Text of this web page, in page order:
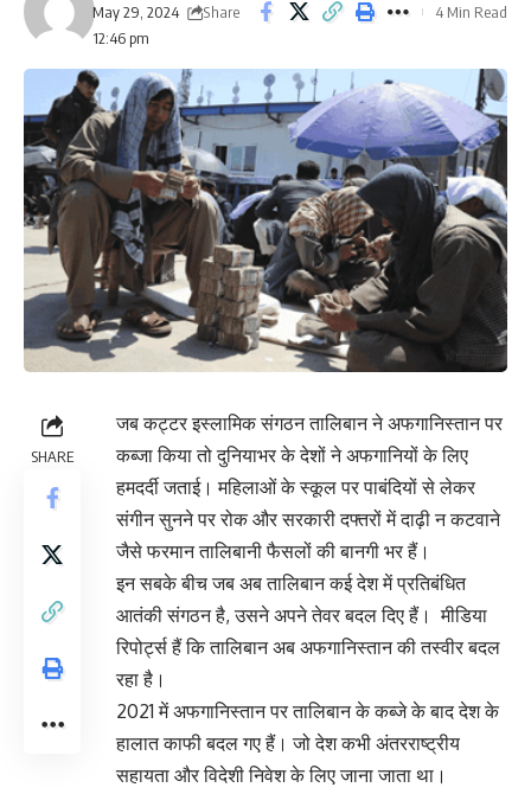
May 29, 2024
12:46 pm
Share 4 Min Read
SHARE
जब कट्टर इस्लामिक संगठन तालिबान ने अफगानिस्तान पर
कब्जा किया तो दुनियाभर के देशों ने अफगानियों के लिए
हमदर्दी जताई। महिलाओं के स्कूल पर पाबंदियों से लेकर
संगीन सुनने पर रोक और सरकारी दफ्तरों में दाढ़ी न कटवाने
जैसे फरमान तालिबानी फैसलों की बानगी भर हैं।
इन सबके बीच जब अब तालिबान कई देश में प्रतिबंधित
आतंकी संगठन है, उसने अपने तेवर बदल दिए हैं। मीडिया
रिपोर्ट्स हैं कि तालिबान अब अफगानिस्तान की तस्वीर बदल
रहा है।
2021 में अफगानिस्तान पर तालिबान के कब्जे के बाद देश के
हालात काफी बदल गए हैं। जो देश कभी अंतरराष्ट्रीय
सहायता और विदेशी निवेश के लिए जाना जाता था।